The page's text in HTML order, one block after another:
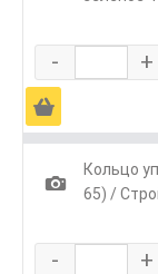
- +
Ä
1
Кольцо
65) /
- +